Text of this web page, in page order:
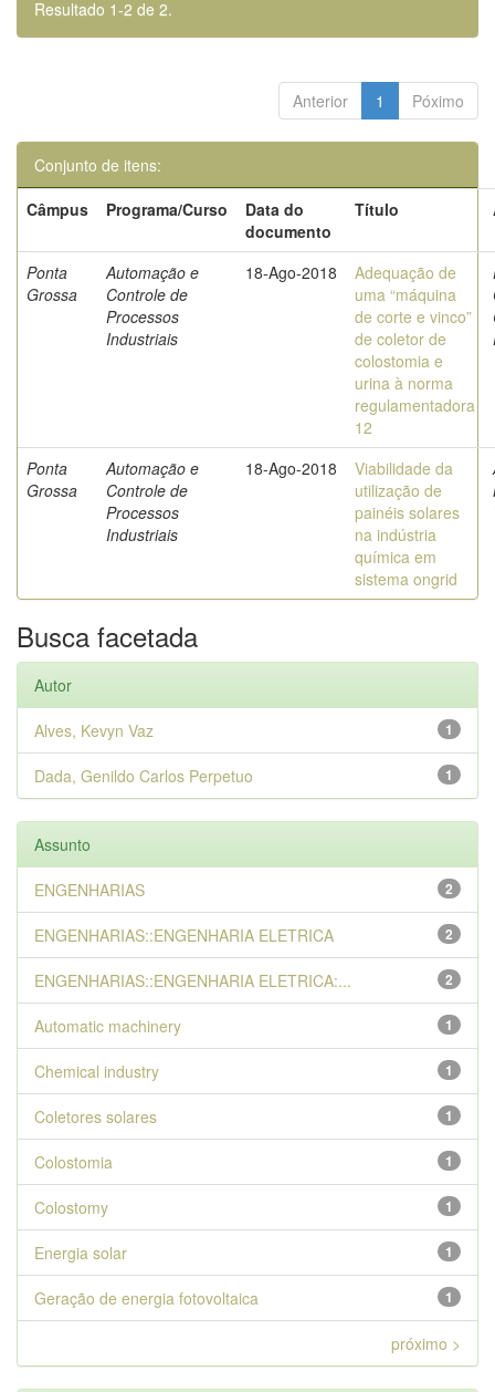
Resultado 1-2 de 2.
Anterior 1 Póximo
Conjunto de itens:
Câmpus
Programa/Curso
Data do
documento
Título
Ponta
Grossa
Automação e
Controle de
Processos
Industriais
18-Ago-2018
Adequação de
uma “máquina
de corte e vinco”
de coletor de
colostomia e
urina à norma
regulamentadora
12
Ponta
Grossa
Automação e
Controle de
Processos
Industriais
18-Ago-2018
Viabilidade da
utilização de
painéis solares
na indústria
química em
sistema ongrid
Busca facetada
Autor
1
Alves, Kevyn Vaz
1
Dada, Genildo Carlos Perpetuo
Assunto
2
ENGENHARIAS
2
ENGENHARIAS::ENGENHARIA ELETRICA
2
ENGENHARIAS::ENGENHARIA ELETRICA:...
1
Automatic machinery
1
Chemical industry
1
Coletores solares
1
Colostomia
1
Colostomy
1
Energia solar
1
Geração de energia fotovoltaica
próximo >